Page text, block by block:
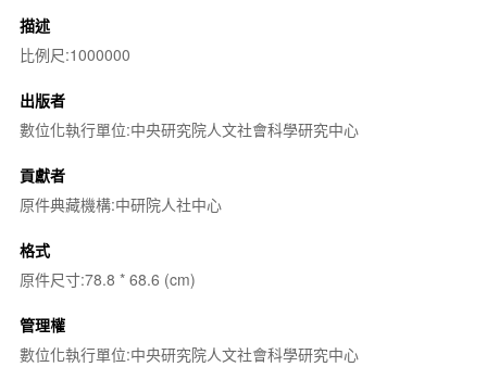
描述
比例尺:1000000
出版者
數位化執行單位:中央研究院人文社會科學研究中心
貢獻者
原件典藏機構:中研院人社中心
格式
原件尺寸:78.8 * 68.6 (cm)
管理權
數位化執行單位:中央研究院人文社會科學研究中心